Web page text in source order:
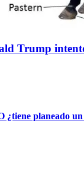
Trump
¿tiene planeado